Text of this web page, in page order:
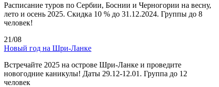
Расписание туров по Сербии, Боснии и Черногории на весну,
лето и осень 2025. Скидка 10 % до 31.12.2024. Группы до 8
человек!
21/08
Новый год на Шри-Ланке
Встречайте 2025 на острове Шри-Ланке и проведите
новогодние каникулы! Даты 29.12-12.01. Группа до 12
человек